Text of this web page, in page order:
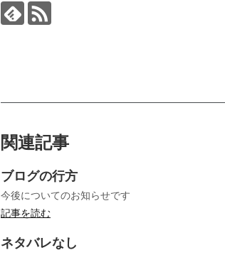
関連記事
ブログの行方
今後についてのお知らせです
記事を読む
ネタバレなし